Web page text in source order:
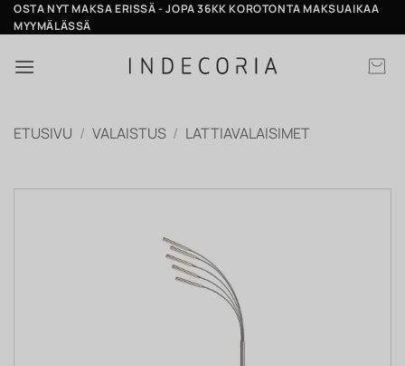
Skip
to
OSTA NYT MAKSA ERISSÄ - JOPA 36KK KOROTONTA MAKSUAIKAA
MYYMÄLÄSSÄ
ETUSIVU / VALAISTUS / LATTIAVALAISIMET